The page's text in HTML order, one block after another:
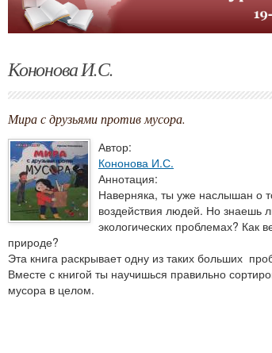
Кононова И.С.
Мира с друзьями против мусора.
Автор:
Кононова И.С.
Аннотация:
Наверняка, ты уже наслышан о
воздействия людей. Но знаешь
экологических проблемах? Как
природе?
Эта книга раскрывает одну из таких больших
Вместе с книгой ты научишься правильно
мусора в целом.